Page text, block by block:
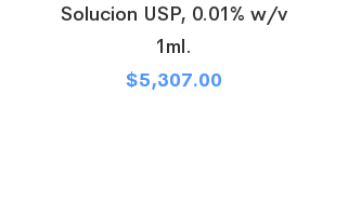
Solucion USP, 0.01% w/v
1ml.
$5,307.00